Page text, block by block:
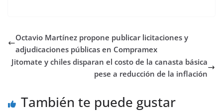
Octavio Martínez propone publicar licitaciones y
adjudicaciones públicas en Compramex
Jitomate y chiles disparan el costo de la canasta básica
pese a reducción de la inflación
También te puede gustar